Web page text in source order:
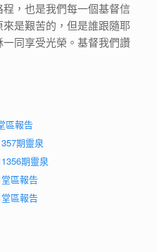
，也是我們每一個基督信
是艱苦的，但是誰跟隨耶
同享受光榮。基督我們讚
區報告
期靈泉
期靈泉
區報告
區報告